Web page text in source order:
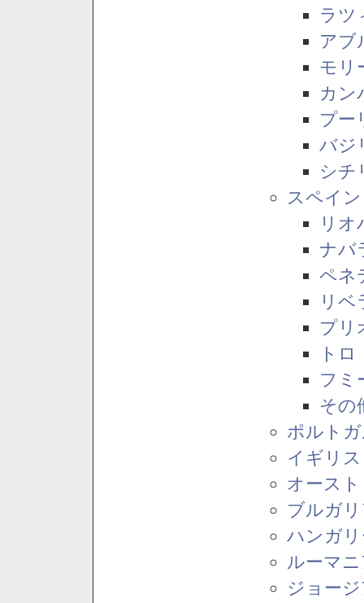
ラツ
アブ
モリ
カン
プー
バジ
シチ
スペイン
リオ
ナバ
ペネ
リベ
プリ
トロ
フミ
その
ポルト
イギリス
オース
ブルガ
ハンガ
ルーマ
ジョー